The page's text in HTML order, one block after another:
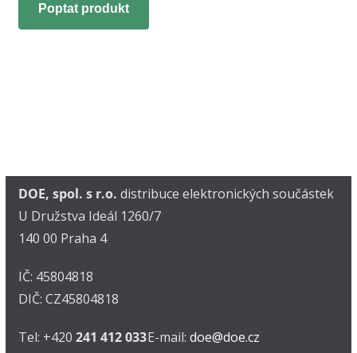
Poptat produkt
DOE, spol. s r.o. distribuce elektronických součástek
U Družstva Ideál 1260/7
140 00 Praha 4
IČ: 45804818
DIČ: CZ45804818
Tel: +420 241 412 033E-mail: doe@doe.cz